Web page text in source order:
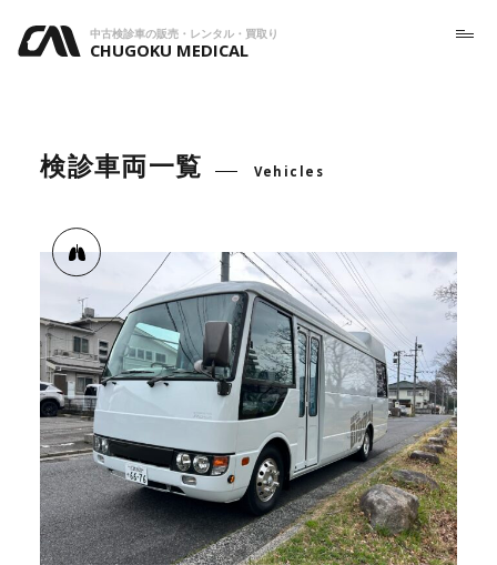
中古検診車の販売・レンタル・買取り
CHUGOKU MEDICAL
検診車両一覧 Vehicles